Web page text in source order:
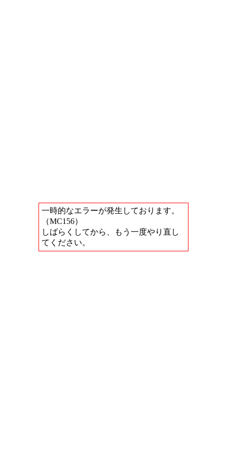
一時的なエラーが発生しております。
（MC156）
しばらくしてから、もう一度やり直し
てください。